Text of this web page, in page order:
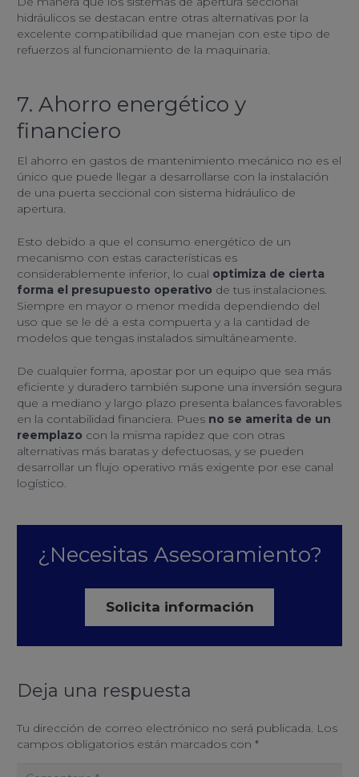
hidráulicos se destacan entre otras alternativas por la
excelente compatibilidad que manejan con este tipo de
refuerzos al funcionamiento de la maquinaria.
7. Ahorro energético y
financiero
El ahorro en gastos de mantenimiento mecánico no es el
único que puede llegar a desarrollarse con la instalación
de una puerta seccional con sistema hidráulico de
apertura.
Esto debido a que el consumo energético de un
mecanismo con estas características es
considerablemente inferior, lo cual optimiza de cierta
forma el presupuesto operativo de tus instalaciones.
Siempre en mayor o menor medida dependiendo del
uso que se le dé a esta compuerta y a la cantidad de
modelos que tengas instalados simultáneamente.
De cualquier forma, apostar por un equipo que sea más
eficiente y duradero también supone una inversión segura
que a mediano y largo plazo presenta balances favorables
en la contabilidad financiera. Pues no se amerita de un
reemplazo con la misma rapidez que con otras
alternativas más baratas y defectuosas, y se pueden
desarrollar un flujo operativo más exigente por ese canal
logístico.
¿Necesitas Asesoramiento?
Solicita información
Deja una respuesta
Tu dirección de correo electrónico no será publicada. Los
campos obligatorios están marcados con *